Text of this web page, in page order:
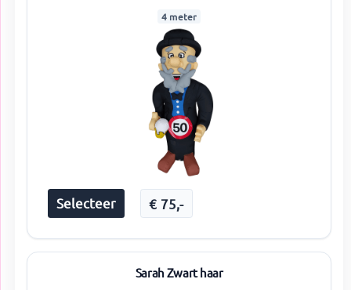
4 meter
Selecteer € 75,-
Sarah Zwart haar